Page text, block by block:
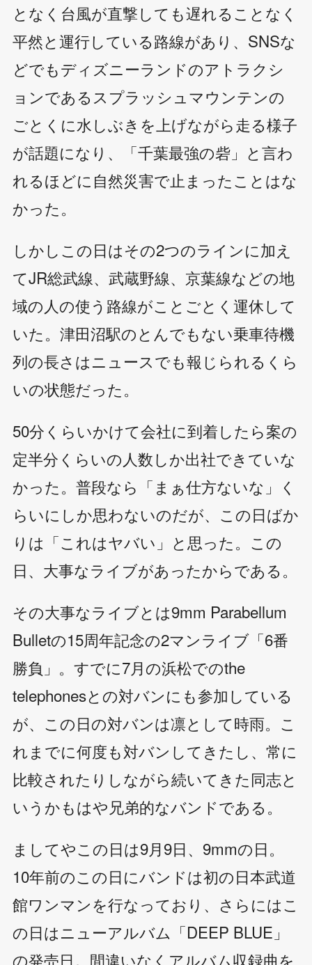
となく台風が直撃しても遅れることなく
平然と運行している路線があり、SNSな
どでもディズニーランドのアトラクシ
ョンであるスプラッシュマウンテンの
ごとくに水しぶきを上げながら走る様子
が話題になり、「千葉最強の砦」と言わ
れるほどに自然災害で止まったことはな
かった。
しかしこの日はその2つのラインに加え
てJR総武線、武蔵野線、京葉線などの地
域の人の使う路線がことごとく運休して
いた。津田沼駅のとんでもない乗車待機
列の長さはニュースでも報じられるくら
いの状態だった。
50分くらいかけて会社に到着したら案の
定半分くらいの人数しか出社できていな
かった。普段なら「まぁ仕方ないな」く
らいにしか思わないのだが、この日ばか
りは「これはヤバい」と思った。この
日、大事なライブがあったからである。
その大事なライブとは9mm Parabellum
Bulletの15周年記念の2マンライブ「6番
勝負」。すでに7月の浜松でのthe
telephonesとの対バンにも参加している
が、この日の対バンは凛として時雨。こ
れまでに何度も対バンしてきたし、常に
比較されたりしながら続いてきた同志と
いうかもはや兄弟的なバンドである。
ましてやこの日は9月9日、9mmの日。
10年前のこの日にバンドは初の日本武道
館ワンマンを行なっており、さらにはこ
の日はニューアルバム「DEEP BLUE」
の発売日。間違いなくアルバム収録曲を